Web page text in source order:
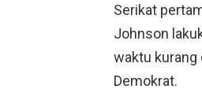
Serikat
Johnson
waktu kurang
Demokrat.